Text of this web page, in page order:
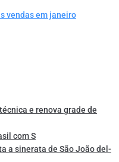
vendas em janeiro
e renova grade de
com S
a sinerata de São João del-